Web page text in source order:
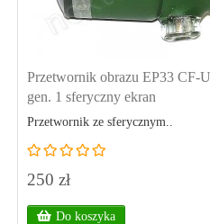
Przetwornik obrazu EP33 CF-
gen. 1 sferyczny ekran
Przetwornik ze sferycznym..
250 zł
Do koszyka